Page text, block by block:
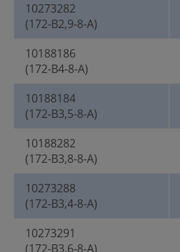
10273282
(172-B2,9-8-A)
10188186
(172-B4-8-A)
10188184
(172-B3,5-8-A)
10188282
(172-B3,8-8-A)
10273288
(172-B3,4-8-A)
10273291
(172-B3,6-8-A)